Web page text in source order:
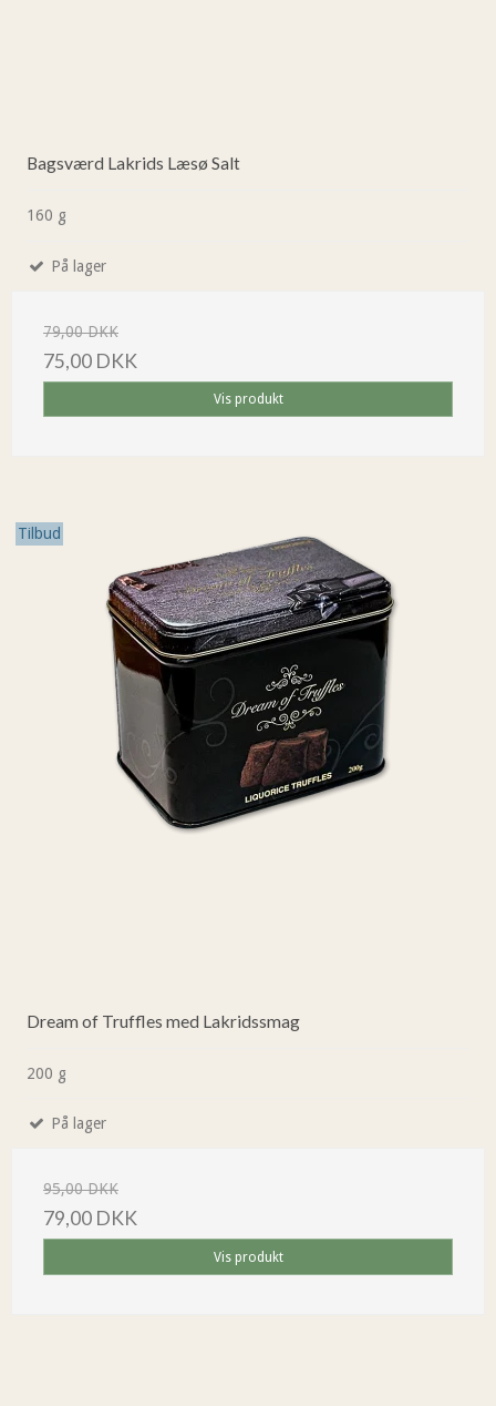
Bagsværd Lakrids Læsø Salt
160 g
På lager
79,00 DKK
75,00 DKK
Vis produkt
Tilbud
Dream of Truffles med Lakridssmag
200 g
På lager
95,00 DKK
79,00 DKK
Vis produkt